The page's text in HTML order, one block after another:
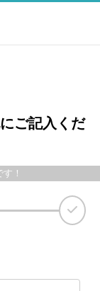
ご記入くだ
！